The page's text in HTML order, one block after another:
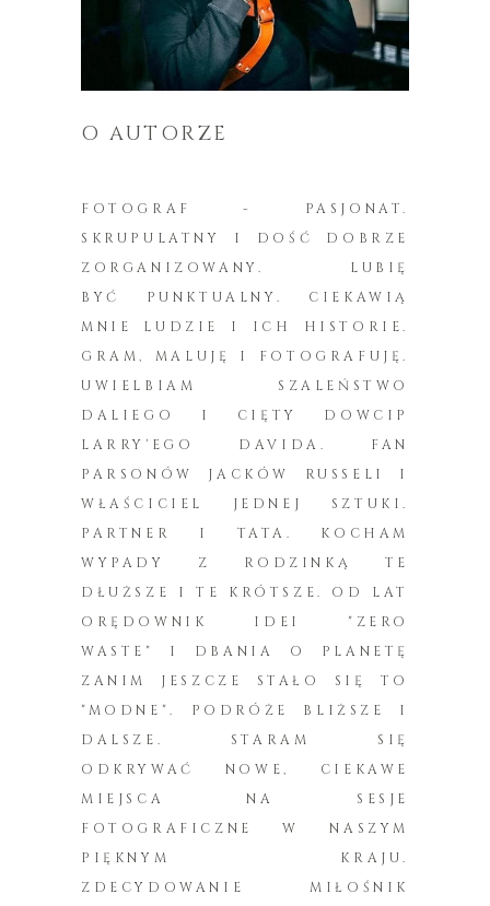
O AUTORZE
FOTOGRAF - PASJONAT.
SKRUPULATNY I DOŚĆ DOBRZE
ZORGANIZOWANY. LUBIĘ
BYĆ PUNKTUALNY. CIEKAWIĄ
MNIE LUDZIE I ICH HISTORIE.
GRAM, MALUJĘ I FOTOGRAFUJĘ.
UWIELBIAM SZALEŃSTWO
DALIEGO I CIĘTY DOWCIP
LARRY'EGO DAVIDA. FAN
PARSONÓW JACKÓW RUSSELI I
WŁAŚCICIEL JEDNEJ SZTUKI.
PARTNER I TATA. KOCHAM
WYPADY Z RODZINKĄ TE
DŁUŻSZE I TE KRÓTSZE. OD LAT
ORĘDOWNIK IDEI "ZERO
WASTE" I DBANIA O PLANETĘ
ZANIM JESZCZE STAŁO SIĘ TO
"MODNE". PODRÓŻE BLIŻSZE I
DALSZE. STARAM SIĘ
ODKRYWAĆ NOWE, CIEKAWE
MIEJSCA NA SESJE
FOTOGRAFICZNE W NASZYM
PIĘKNYM KRAJU.
ZDECYDOWANIE MIŁOŚNIK